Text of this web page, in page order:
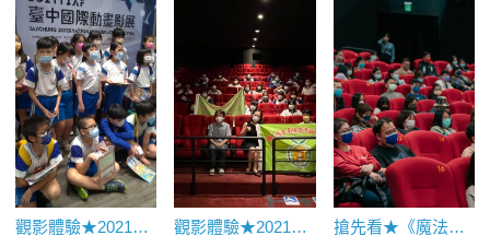
觀影體驗★2021《臺中國際動畫影展：寶貝小宇宙：家庭爆米花》｜烏日國小 觀影體驗★2021《迷雁返家路》映後座談｜羅東高商 搶先看★《魔法阿媽》：相隔二十三年，延續記憶裡的濃濃祖孫情